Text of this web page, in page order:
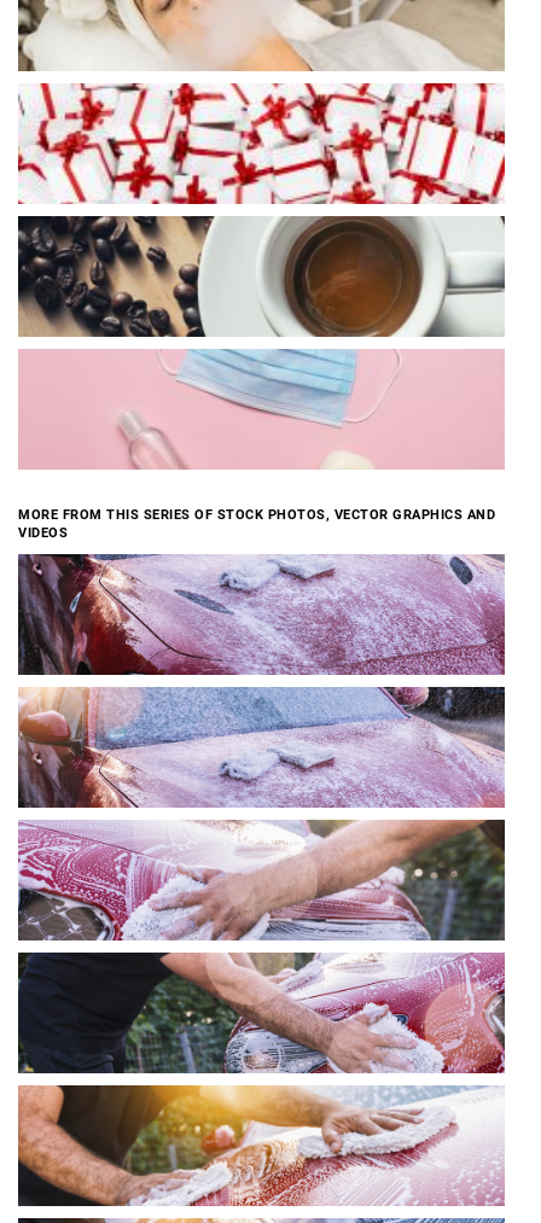
MORE FROM THIS SERIES OF STOCK PHOTOS, VECTOR GRAPHICS AND
VIDEOS